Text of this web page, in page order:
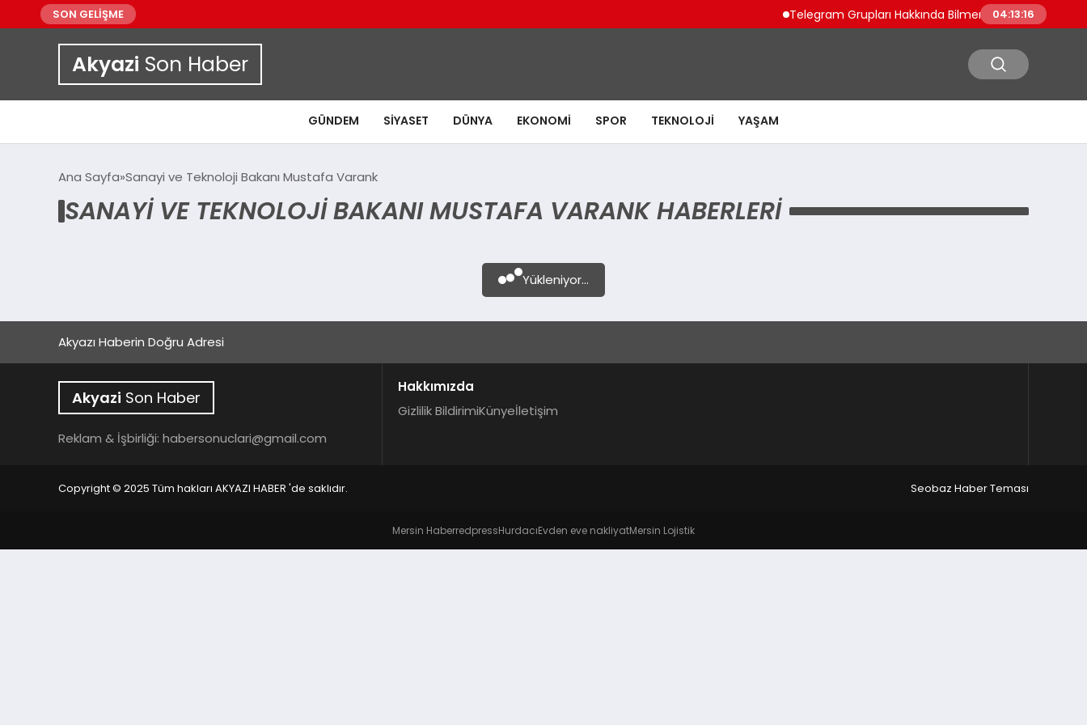
SON GELİŞME Telegram Grupları Hakkında Bilmeniz Gerekenler:
04:13:16
Akyazi Son Haber
GÜNDEM SIYASET DÜNYA EKONOMI SPOR TEKNOLOJI YAŞAM
Ana Sayfa Sanayi ve Teknoloji Bakanı Mustafa Varank
SANAYI VE TEKNOLOJI BAKANI MUSTAFA VARANK HABERLERI
Yükleniyor...
Akyazı Haberin Doğru Adresi
Akyazi Son Haber
Reklam & İşbirliği: habersonuclari@gmail.com
Hakkımızda
Gizlilik BildirimiKünyeİletişim
Copyright © 2025 Tüm hakları AKYAZI HABER 'de saklıdır. Seobaz Haber Teması
Mersin HaberredpressHurdacıEvden eve nakliyatMersin Lojistik